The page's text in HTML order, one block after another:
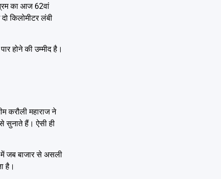
का आज 62वां
किलोमीटर लंबी
होने की उम्मीद है।
करौली महाराज ने
सुनाते हैं। ऐसी ही
में जब बाजार से असली
है।